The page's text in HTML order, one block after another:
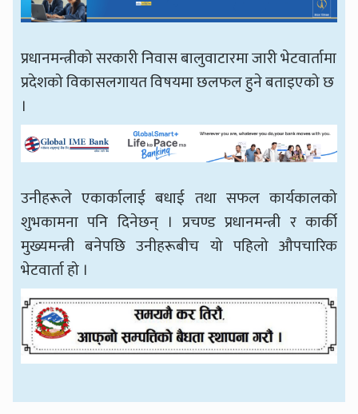
प्रधानमन्त्रीको सरकारी निवास बालुवाटारमा जारी भेटवार्तामा
प्रदेशको विकासलगायत विषयमा छलफल हुने बताइएको छ
।
उनीहरूले एकार्कालाई बधाई तथा सफल कार्यकालको
शुभकामना पनि दिनेछन् । प्रचण्ड प्रधानमन्त्री र कार्की
मुख्यमन्त्री बनेपछि उनीहरूबीच यो पहिलो औपचारिक
भेटवार्ता हो ।